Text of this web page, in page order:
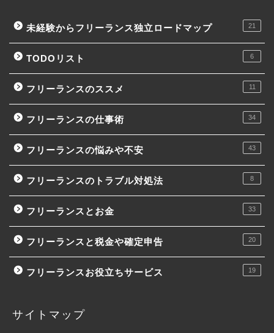
未経験からフリーランス独立ロードマップ 21
TODOリスト 6
フリーランスのススメ 11
フリーランスの仕事術 34
フリーランスの悩みや不安 43
フリーランスのトラブル対処法 8
フリーランスとお金 33
フリーランスと税金や確定申告 20
フリーランスお役立ちサービス 19
サイトマップ